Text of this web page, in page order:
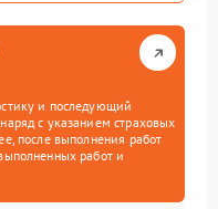
и последующий
с указанием страховых
после выполнения работ
работ и